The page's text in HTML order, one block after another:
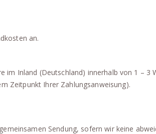
an.
Inland (Deutschland) innerhalb von 1 – 3
Zeitpunkt Ihrer Zahlungsanweisung).
Sendung, sofern wir keine